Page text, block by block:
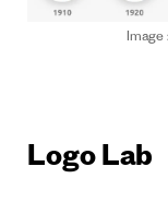
Image
Logo Lab